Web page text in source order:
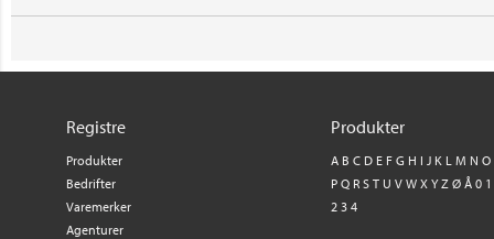
Registre
Produkter
Bedrifter
Varemerker
Agenturer
Produkter
A B C D E F G H I J K L M N O
P Q R S T U V W X Y Z Ø Å 0 1
2 3 4